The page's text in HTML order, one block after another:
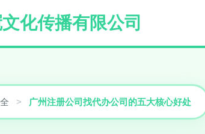
化传播有限公司
> 广州注册公司找代办公司的五大核心好处